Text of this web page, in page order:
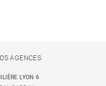
AGENCES
LYON 6